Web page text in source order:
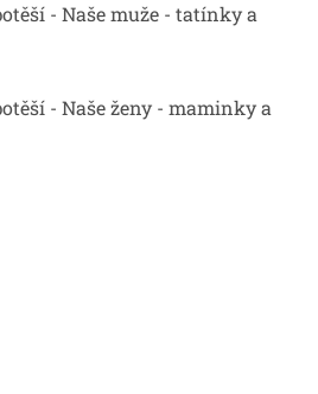
- Naše muže - tatínky a
- Naše ženy - maminky a